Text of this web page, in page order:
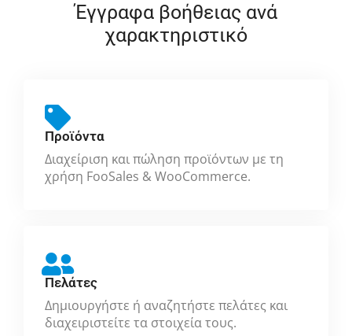
Έγγραφα βοήθειας ανά
χαρακτηριστικό
Προϊόντα
Διαχείριση και πώληση προϊόντων με τη
χρήση FooSales & WooCommerce.
Πελάτες
Δημιουργήστε ή αναζητήστε πελάτες και
διαχειριστείτε τα στοιχεία τους.